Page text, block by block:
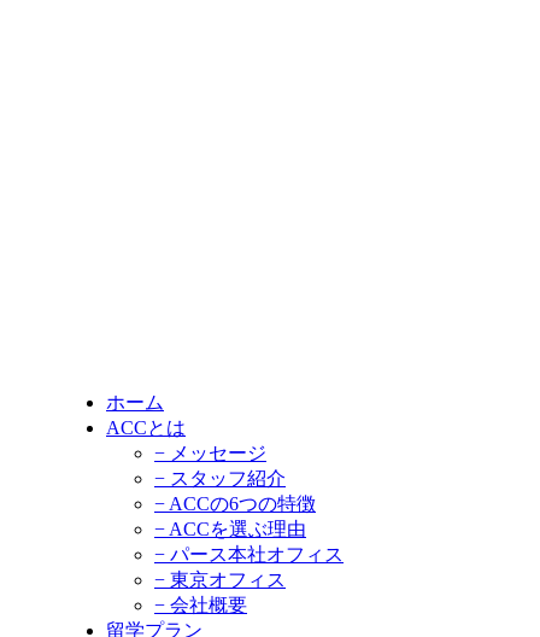
ホーム
ACCとは
− メッセージ
− スタッフ紹介
− ACCの6つの特徴
− ACCを選ぶ理由
− パース本社オフィス
− 東京オフィス
− 会社概要
留学プラン